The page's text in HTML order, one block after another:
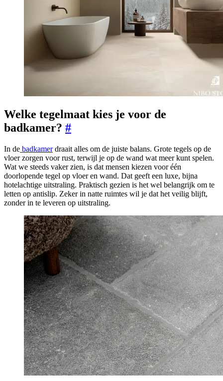
Welke tegelmaat kies je voor de
badkamer? #
In de badkamerdraait alles om de juiste balans. Grote tegels op de
vloer zorgen voor rust, terwijl je op de wand wat meer kunt spelen.
Wat we steeds vaker zien, is dat mensen kiezen voor één
doorlopende tegel op vloer en wand. Dat geeft een luxe, bijna
hotelachtige uitstraling. Praktisch gezien is het wel belangrijk om te
letten op antislip. Zeker in natte ruimtes wil je dat het veilig blijft,
zonder in te leveren op uitstraling.